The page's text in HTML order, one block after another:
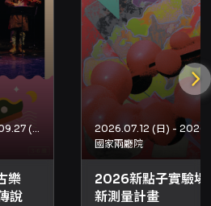
券。若節目含下列方案，無
席及輪椅陪同席、優惠套票
限制的折扣方案、須一次購買
。 取票方式 - 取票方式請依
，取票方式僅能擇一，如需
購買。 - 分銷點取票（請依
- 超商取票：7-ELEVEN
、萊爾富 Life-ET（每張
台幣 10 元手續費，每筆訂單
券）。 - 國內郵寄：另收新台
子票：部分場館與主辦單位
樂
說
2026.07.12 (日) -
國家兩廳院
2026新點子實驗場
新測量計畫